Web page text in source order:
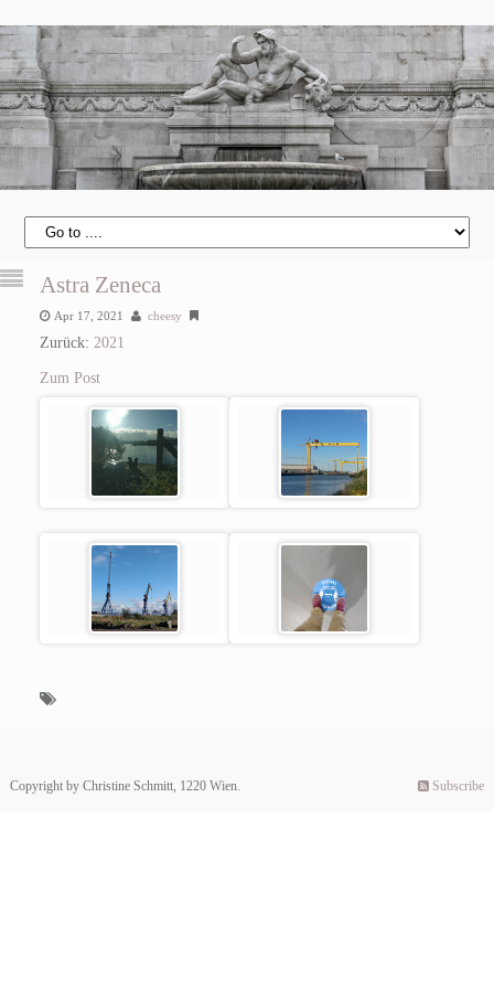
Astra Zeneca
Apr 17, 2021 cheesy
Zurück: 2021
Zum Post
Copyright by Christine Schmitt, 1220 Wien. Subscribe